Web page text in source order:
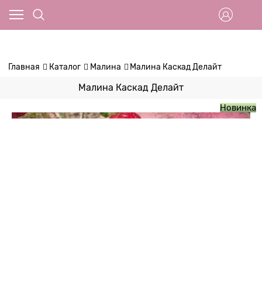
Главная Каталог Малина Малина Каскад Делайт
Малина Каскад Делайт
Новинка